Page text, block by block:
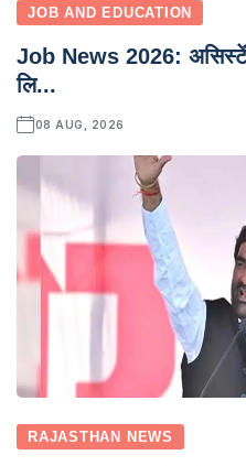
JOB AND EDUCATION
Job News 2026:
लि...
08 AUG, 2026
RAJASTHAN NEWS